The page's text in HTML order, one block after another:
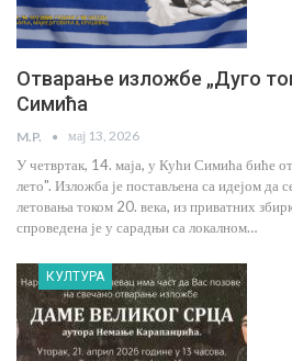
Отварање изложбе „Дуго
Симића
M.P. мај 13, 2026
У четвртак, 14. маја, у Кући Симића биће
лето". Изложба је постављена са идејом да
летовања током 20. века, из приватних
спроведена је у сарадњи са локалном…
КУЛТУРА